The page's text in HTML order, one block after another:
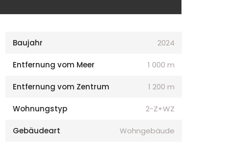
Baujahr 2024
Entfernung vom Meer 1 000 m
Entfernung vom Zentrum 1 200 m
Wohnungstyp 2-Z+WZ
Gebäudeart Wohngebäude